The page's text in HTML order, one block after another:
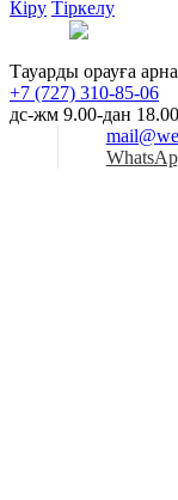
Кіру Тіркелу
Тауарды орауға
+7 (727) 310-85-06
дс-жм 9.00-дан